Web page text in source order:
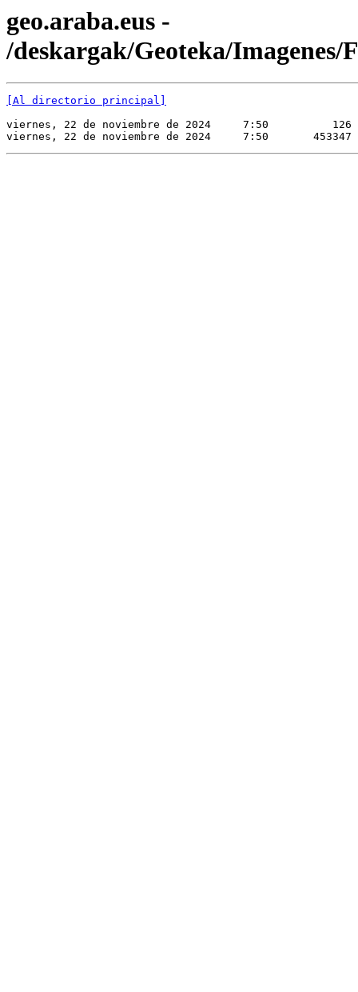
geo.araba.eus -
/deskargak/Geoteka/
[Al directorio principal]
viernes, 22 de noviembre de 2024     7:50          126
viernes, 22 de noviembre de 2024     7:50       453347